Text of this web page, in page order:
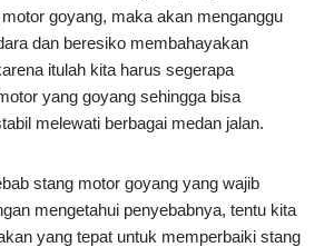
goyang, maka akan menganggu
dan beresiko membahayakan
itulah kita harus segerapa
yang goyang sehingga bisa
melewati berbagai medan jalan.
stang motor goyang yang wajib
mengetahui penyebabnya, tentu kita
yang tepat untuk memperbaiki stang